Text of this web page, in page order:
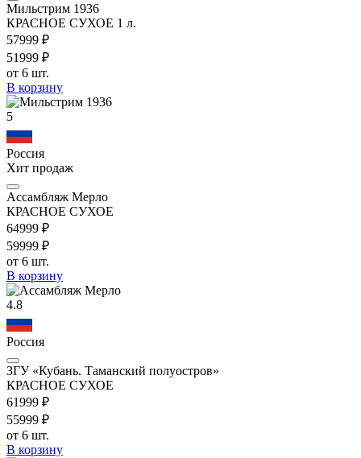
Мильстрим 1936
КРАСНОЕ СУХОЕ 1 л.
57999 ₽
51999 ₽
от 6 шт.
В корзину
5
Россия
Хит продаж
Ассамбляж Мерло
КРАСНОЕ СУХОЕ
64999 ₽
59999 ₽
от 6 шт.
В корзину
4.8
Россия
ЗГУ «Кубань. Таманский полуостров»
КРАСНОЕ СУХОЕ
61999 ₽
55999 ₽
от 6 шт.
В корзину